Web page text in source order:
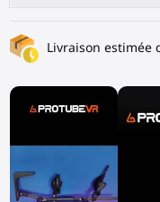
Livraison estimée